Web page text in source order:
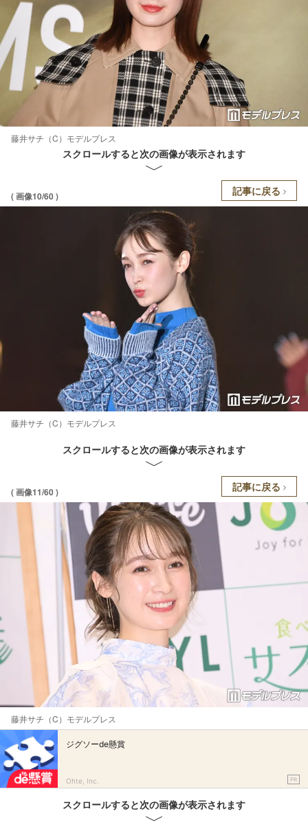
藤井サチ（C）モデルプレス
スクロールすると次の画像が表示されます
( 画像10/60 ) 記事に戻る
藤井サチ（C）モデルプレス
スクロールすると次の画像が表示されます
( 画像11/60 ) 記事に戻る
藤井サチ（C）モデルプレス
ジグソーde懸賞
Ohte, Inc. PR
スクロールすると次の画像が表示されます